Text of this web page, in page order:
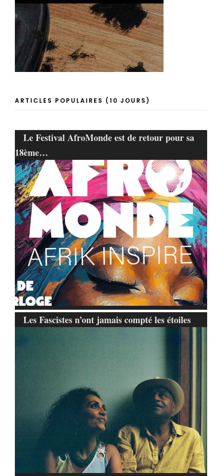
ARTICLES POPULAIRES (10 JOURS)
Le Festival AfroMonde est de retour pour sa
18ème…
Les Fascistes n’ont jamais compté les étoiles